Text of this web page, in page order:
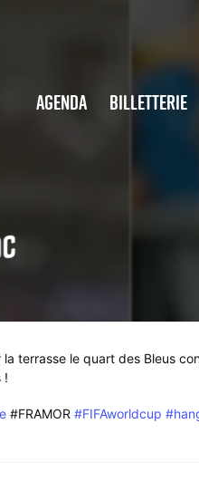
Agenda Billetterie
terrasse le quart des Bleus
!
#FRAMOR #FIFAworldcup